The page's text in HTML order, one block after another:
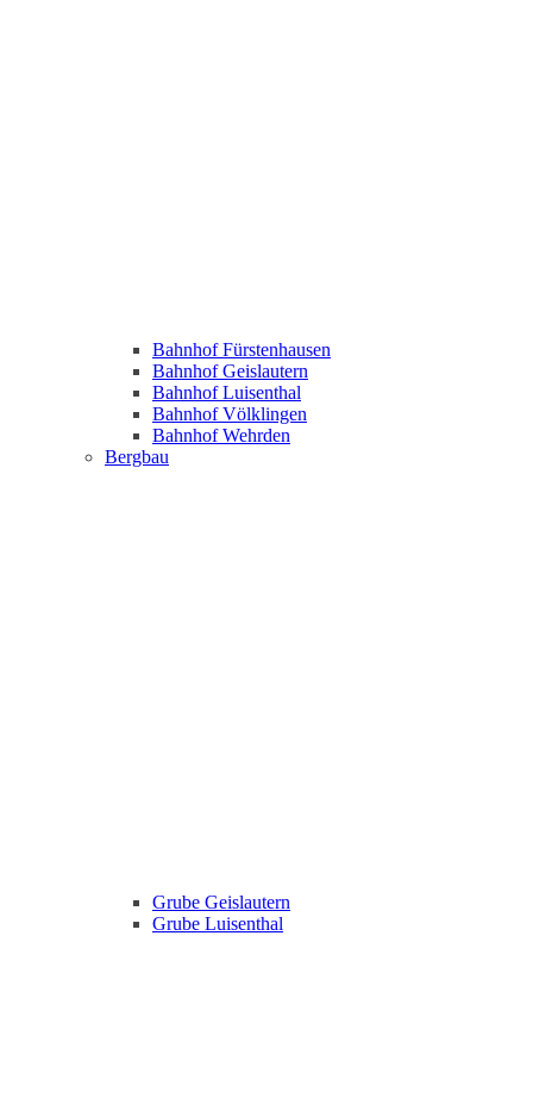
Bahnhof Fürstenhausen
Bahnhof Geislautern
Bahnhof Luisenthal
Bahnhof Völklingen
Bahnhof Wehrden
Bergbau
Grube Geislautern
Grube Luisenthal